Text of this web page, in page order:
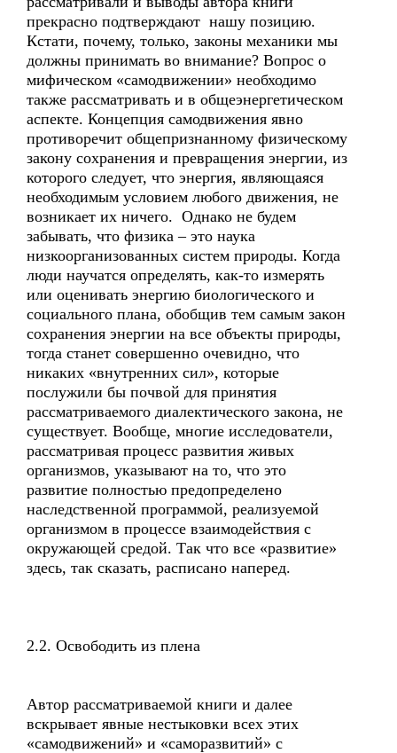
прекрасно подтверждают нашу позицию.
Кстати, почему, только, законы механики мы
должны принимать во внимание? Вопрос о
мифическом «самодвижении» необходимо
также рассматривать и в общеэнергетическом
аспекте. Концепция самодвижения явно
противоречит общепризнанному физическому
закону сохранения и превращения энергии, из
которого следует, что энергия, являющаяся
необходимым условием любого движения, не
возникает их ничего. Однако не будем
забывать, что физика – это наука
низкоорганизованных систем природы. Когда
люди научатся определять, как-то измерять
или оценивать энергию биологического и
социального плана, обобщив тем самым закон
сохранения энергии на все объекты природы,
тогда станет совершенно очевидно, что
никаких «внутренних сил», которые
послужили бы почвой для принятия
рассматриваемого диалектического закона, не
существует. Вообще, многие исследователи,
рассматривая процесс развития живых
организмов, указывают на то, что это
развитие полностью предопределено
наследственной программой, реализуемой
организмом в процессе взаимодействия с
окружающей средой. Так что все «развитие»
здесь, так сказать, расписано наперед.
2.2. Освободить из плена
Автор рассматриваемой книги и далее
вскрывает явные нестыковки всех этих
«самодвижений» и «саморазвитий» с